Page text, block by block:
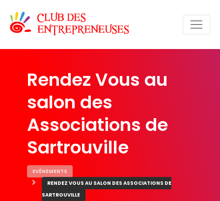
Rendez Vous au
salon des
Associations de
Sartrouville
EVÈNEMENTS
RENDEZ VOUS AU SALON DES ASSOCIATIONS DE
SARTROUVILLE